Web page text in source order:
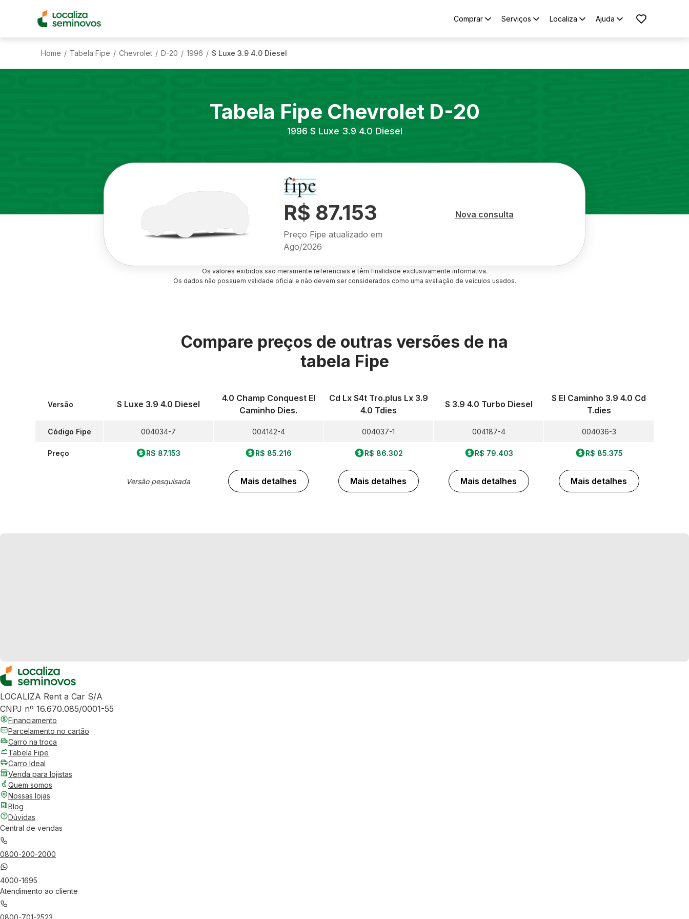
Comprar Serviços Localiza Ajuda
Home / Tabela Fipe / Chevrolet / D-20 / 1996 / S Luxe 3.9 4.0 Diesel
Tabela Fipe Chevrolet D-20
1996 S Luxe 3.9 4.0 Diesel
R$ 87.153
Preço Fipe atualizado em
Ago/2026
Nova consulta
Os valores exibidos são meramente referenciais e têm finalidade exclusivamente informativa.
Os dados não possuem validade oficial e não devem ser considerados como uma avaliação de veículos usados.
Compare preços de outras versões de na
tabela Fipe
Versão
Código Fipe
Preço
S Luxe 3.9 4.0 Diesel
004034-7
R$ 87.153
Versão pesquisada
4.0 Champ Conquest El
Caminho Dies.
004142-4
R$ 85.216
Mais detalhes
Cd Lx S4t Tro.plus Lx 3.9
4.0 Tdies
004037-1
R$ 86.302
Mais detalhes
S 3.9 4.0 Turbo Diesel
004187-4
R$ 79.403
Mais detalhes
S El Caminho 3.9 4.0 Cd
T.dies
004036-3
R$ 85.375
Mais detalhes
LOCALIZA Rent a Car S/A
CNPJ nº 16.670.085/0001-55
Financiamento
Parcelamento no cartão
Carro na troca
Tabela Fipe
Carro Ideal
Venda para lojistas
Quem somos
Nossas lojas
Blog
Dúvidas
Central de vendas
0800-200-2000
4000-1695
Atendimento ao cliente
0800-701-2523